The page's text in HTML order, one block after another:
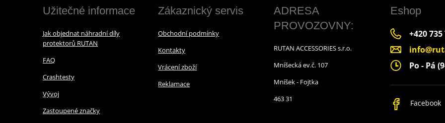
Užitečné informace
Jak objednat náhradní díly
protektorů RUTAN
FAQ
Crashtesty
Vývoj
Zastoupené značky
Zákaznický servis
Obchodní podmínky
Kontakty
Vrácení zboží
Reklamace
ADRESA
PROVOZOVNY:
RUTAN ACCESSORIES s.r.o.
Mníšecká ev.č. 107
Mníšek - Fojtka
463 31
Eshop
+420 735
Po - Pá
Facebook